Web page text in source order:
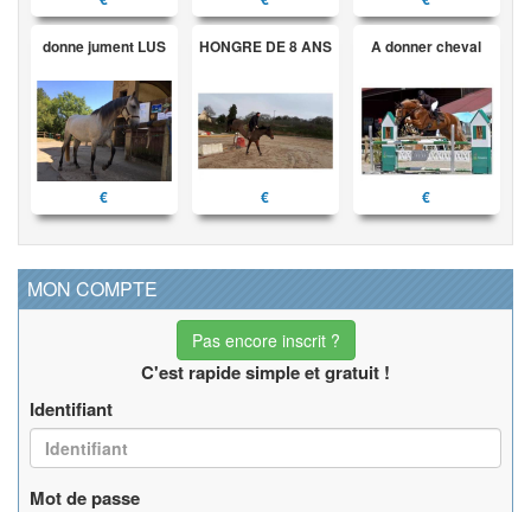
donne jument LUS
€
HONGRE DE 8 ANS
€
A donner cheval
€
MON COMPTE
Pas encore inscrit ?
C'est rapide simple et gratuit !
Identifiant
Mot de passe